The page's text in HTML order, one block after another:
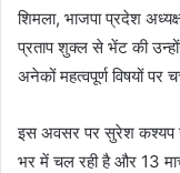
शिमला, भाजपा प्रदेश
प्रताप शुक्ल से भेंट की
अनेकों महत्वपूर्ण विषयों पर
इस अवसर पर सुरेश कश्यप
भर में चल रही है और 13